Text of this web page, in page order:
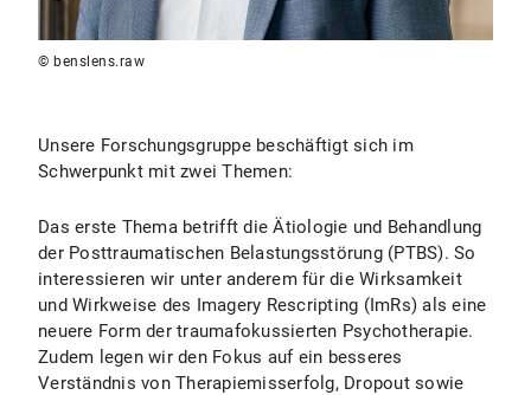
© benslens.raw
Unsere Forschungsgruppe beschäftigt sich im
Schwerpunkt mit zwei Themen:
Das erste Thema betrifft die Ätiologie und Behandlung
der Posttraumatischen Belastungsstörung (PTBS). So
interessieren wir unter anderem für die Wirksamkeit
und Wirkweise des Imagery Rescripting (ImRs) als eine
neuere Form der traumafokussierten Psychotherapie.
Zudem legen wir den Fokus auf ein besseres
Verständnis von Therapiemisserfolg, Dropout sowie